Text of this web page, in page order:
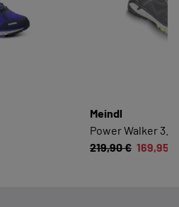
anzeigen
anzeigen
Meindl
Power Walker 3.5
219,90 € 169,95 €